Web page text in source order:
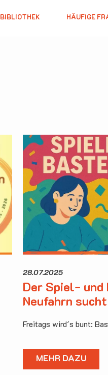
BIBLIOTHEK HÄUFIGE
28.07.2025
Der Spiel-
Neufahrn
Freitags wird´s bunt:
MEHR DAZU